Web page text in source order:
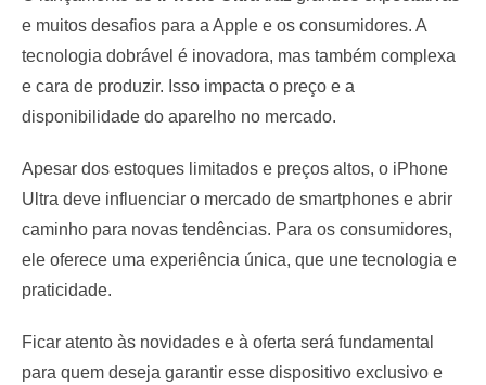
e muitos desafios para a Apple e os consumidores. A
tecnologia dobrável é inovadora, mas também complexa
e cara de produzir. Isso impacta o preço e a
disponibilidade do aparelho no mercado.
Apesar dos estoques limitados e preços altos, o iPhone
Ultra deve influenciar o mercado de smartphones e abrir
caminho para novas tendências. Para os consumidores,
ele oferece uma experiência única, que une tecnologia e
praticidade.
Ficar atento às novidades e à oferta será fundamental
para quem deseja garantir esse dispositivo exclusivo e